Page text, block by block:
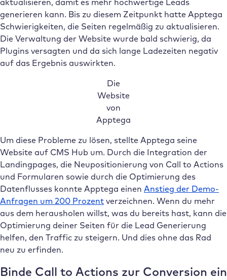
generieren kann. Bis zu diesem Zeitpunkt hatte Apptega
Schwierigkeiten, die Seiten regelmäßig zu aktualisieren.
Die Verwaltung der Website wurde bald schwierig, da
Plugins versagten und da sich lange Ladezeiten negativ
auf das Ergebnis auswirkten.
Die
Website
von
Apptega
Um diese Probleme zu lösen, stellte Apptega seine
Website auf CMS Hub um. Durch die Integration der
Landingpages, die Neupositionierung von Call to Actions
und Formularen sowie durch die Optimierung des
Datenflusses konnte Apptega einen Anstieg der Demo-
Anfragen um 200 Prozent verzeichnen. Wenn du mehr
aus dem herausholen willst, was du bereits hast, kann die
Optimierung deiner Seiten für die Lead Generierung
helfen, den Traffic zu steigern. Und dies ohne das Rad
neu zu erfinden.
Binde Call to Actions zur Conversion ein